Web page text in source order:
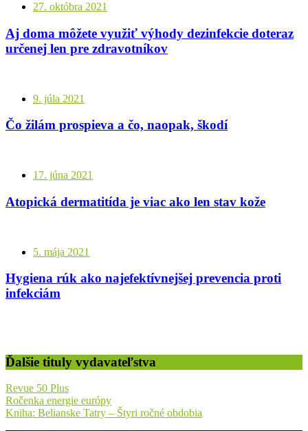
27. októbra 2021
Aj doma môžete využiť výhody dezinfekcie doteraz
určenej len pre zdravotníkov
9. júla 2021
Čo žilám prospieva a čo, naopak, škodí
17. júna 2021
Atopická dermatitída je viac ako len stav kože
5. mája 2021
Hygiena rúk ako najefektívnejšej prevencia proti
infekciám
Ďalšie tituly vydavateľstva
Revue 50 Plus
Ročenka energie európy
Kniha: Belianske Tatry – Štyri ročné obdobia